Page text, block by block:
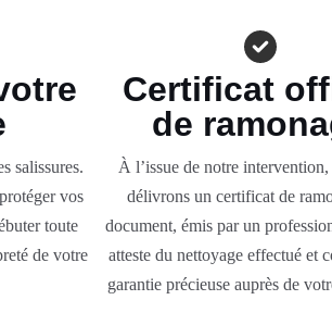
salissures.
vos
toute
de votre
Certificat
de
À l’issue de notre
délivrons un certificat de
document, émis par un
atteste du nettoyage effectué et
garantie précieuse auprès de